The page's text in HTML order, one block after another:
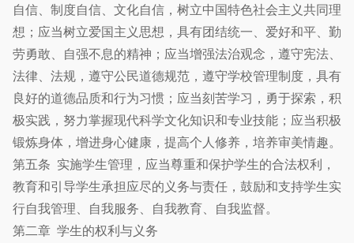
自信、制度自信、文化自信，树立中国特色社会主义共同理
想；应当树立爱国主义思想，具有团结统一、爱好和平、勤
劳勇敢、自强不息的精神；应当增强法治观念，遵守宪法、
法律、法规，遵守公民道德规范，遵守学校管理制度，具有
良好的道德品质和行为习惯；应当刻苦学习，勇于探索，积
极实践，努力掌握现代科学文化知识和专业技能；应当积极
锻炼身体，增进身心健康，提高个人修养，培养审美情趣。
第五条 实施学生管理，应当尊重和保护学生的合法权利，
教育和引导学生承担应尽的义务与责任，鼓励和支持学生实
行自我管理、自我服务、自我教育、自我监督。
第二章 学生的权利与义务